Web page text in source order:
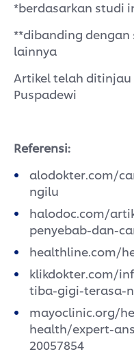
*berdasarkan studi
**dibanding dengan
lainnya
Artikel telah
Puspadewi
Referensi:
alodokter.com/
ngilu
halodoc.com/
penyebab-dan-
healthline.com/
klikdokter.com/
tiba-gigi-terasa-
mayoclinic.org/
health/expert-
20057854